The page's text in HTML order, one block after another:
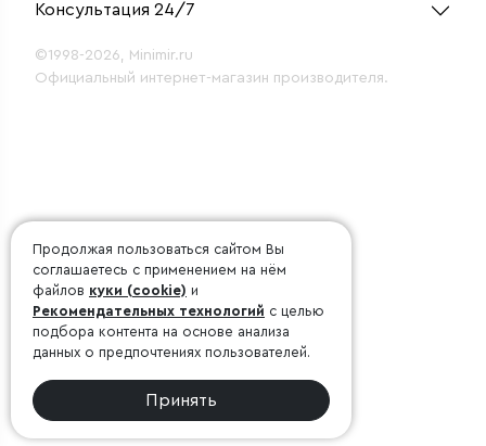
Консультация 24/7
©1998-2026, Minimir.ru
Официальный интернет-магазин производителя.
Продолжая пользоваться сайтом Вы
соглашаетесь с применением на нём
файлов куки (cookie) и
Рекомендательных технологий с целью
подбора контента на основе анализа
данных о предпочтениях пользователей.
Принять